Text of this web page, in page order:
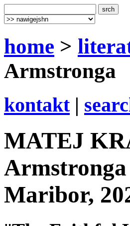
home >
Armstronga
kontakt|
MATEJ
Maribor,